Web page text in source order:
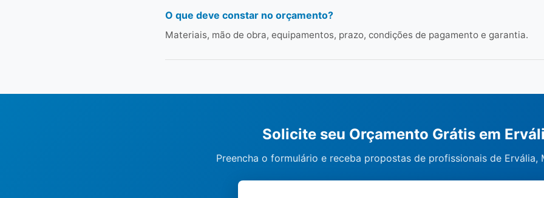
O que deve constar no orçamento?
Materiais, mão de obra, equipamentos, prazo, condições de pagamento e garantia.
Solicite seu Orçamento Grátis em
Preencha o formulário e receba propostas de profissionais de Ervália,